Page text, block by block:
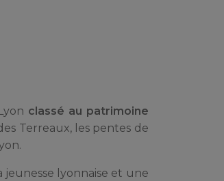
classé au patrimoine
Terreaux, les pentes de
lyonnaise et une